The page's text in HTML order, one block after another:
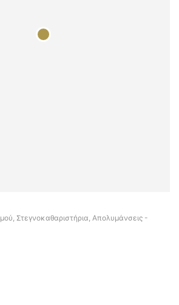
Στεγνοκαθαριστήρια, Απολυμάνσεις -